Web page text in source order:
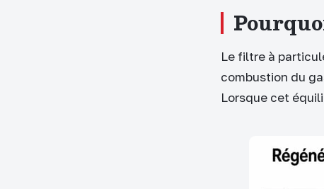
Le filtre à
combustion du
Lorsque cet